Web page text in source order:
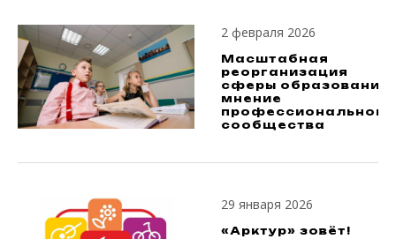
2 февраля 2026
Масштабная
реорганизация
сферы образования:
мнение
профессионального
сообщества
29 января 2026
«Арктур» зовёт!